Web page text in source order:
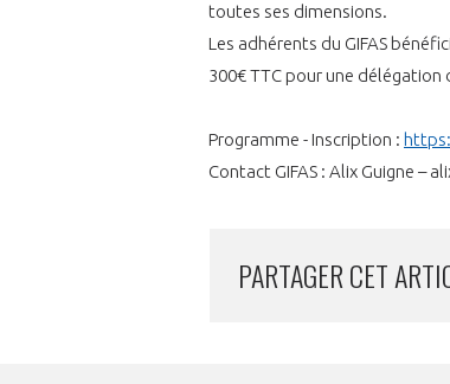
toutes ses dimensions.
Les adhérents du GIFAS
300€ TTC pour une
Programme - Inscription :
Contact GIFAS : Alix Guigne –
PARTAGER CET
Développez votre
pérennité de votre